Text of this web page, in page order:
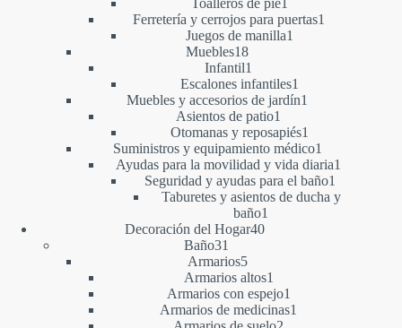
Toalleros de pie1
producto
Ferretería y cerrojos para puertas1
Juegos de manilla1
Muebles1818
productos
Infantil1
producto
Escalones infantiles1
producto
Muebles y accesorios de jardín1
Asientos de patio1
producto
Otomanas y reposapiés1
producto
Suministros y equipamiento médico1
producto
Ayudas para la movilidad y vida diaria1
Seguridad y ayudas para el baño1
producto
Taburetes y asientos de ducha y
baño1
Decoración del Hogar4040
Baño31
productos
Armarios55
productos
Armarios altos1
producto
Armarios con espejo1
producto
Armarios de medicinas1